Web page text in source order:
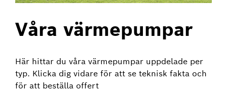
Våra värme­pumpar
Här hittar du våra värmepumpar uppdelade per
typ. Klicka dig vidare för att se teknisk fakta och
för att beställa offert